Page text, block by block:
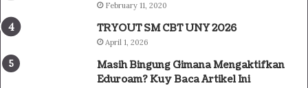
February 11, 2020
TRYOUT SM CBT UNY 2026
April 1, 2026
Masih Bingung Gimana Mengaktifkan
Eduroam? Kuy Baca Artikel Ini